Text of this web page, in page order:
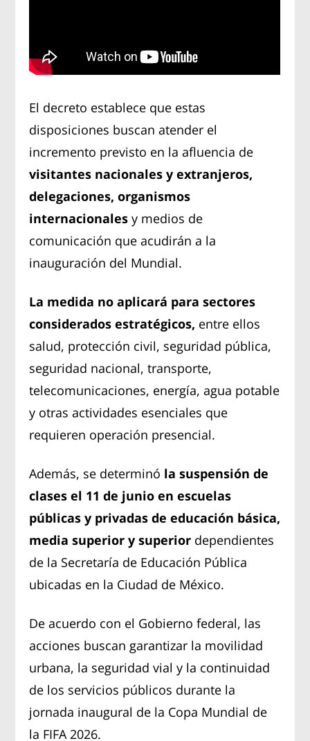
El decreto establece que estas
disposiciones buscan atender el
incremento previsto en la afluencia de
visitantes nacionales y extranjeros,
delegaciones, organismos
internacionalesy medios de
comunicación que acudirán a la
inauguración del Mundial.
La medida no aplicará para sectores
considerados estratégicos, entre ellos
salud, protección civil, seguridad pública,
seguridad nacional, transporte,
telecomunicaciones, energía, agua potable
y otras actividades esenciales que
requieren operación presencial.
Además, se determinó la suspensión de
clases el 11 de junio en escuelas
públicas y privadas de educación básica,
media superior y superior dependientes
de la Secretaría de Educación Pública
ubicadas en la Ciudad de México.
De acuerdo con el Gobierno federal, las
acciones buscan garantizar la movilidad
urbana, la seguridad vial y la continuidad
de los servicios públicos durante la
jornada inaugural de la Copa Mundial de
la FIFA 2026.